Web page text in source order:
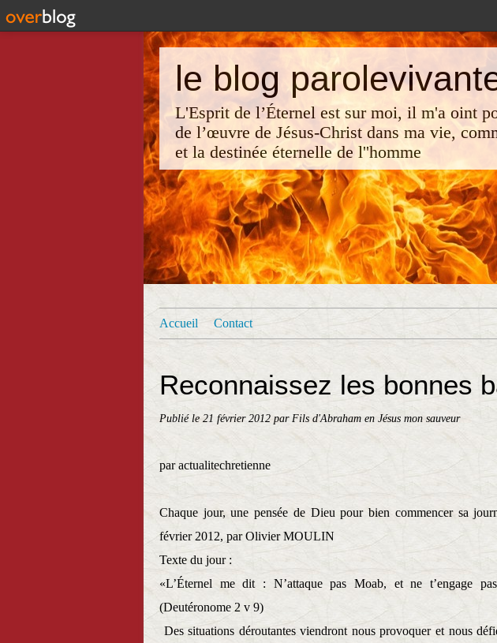
le blog
L'Esprit de l’Éternel est sur moi, il m'a oint
de l’œuvre de Jésus-Christ dans ma vie,
et la destinée éternelle de l''homme
Accueil Contact
Reconnaissez les bonnes
Publié le 21 février 2012 par Fils d'Abraham en Jésus mon sauveur
par actualitechretienne
Chaque jour, une pensée de Dieu pour bien commencer sa
février 2012, par Olivier MOULIN
Texte du jour :
«L’Éternel me dit : N’attaque pas Moab, et ne t’engage
(Deutéronome 2 v 9)
Des situations déroutantes viendront nous provoquer et nous